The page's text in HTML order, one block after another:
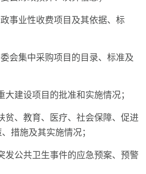
事业性收费项目及其依据、标
会集中采购项目的目录、标准及
大建设项目的批准和实施情况；
贫、教育、医疗、社会保障、促进
措施及其实施情况；
发公共卫生事件的应急预案、预警